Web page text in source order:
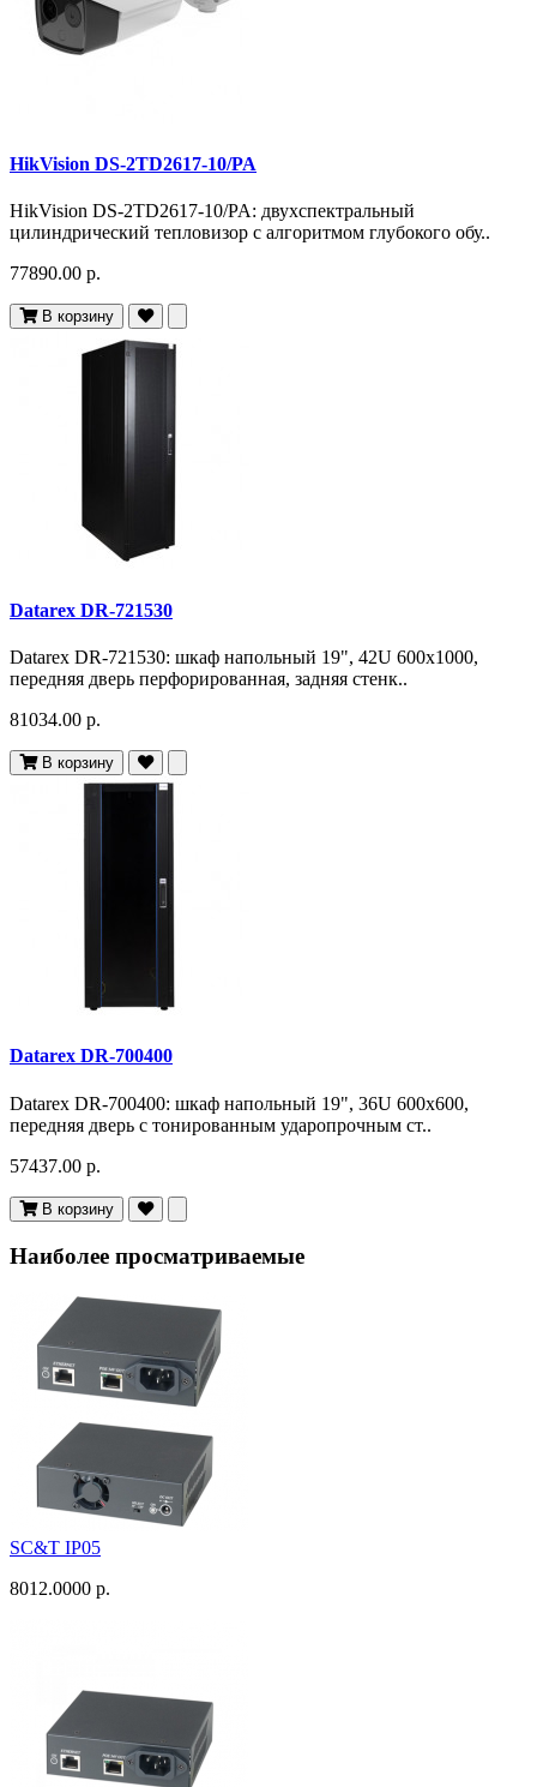
HikVision DS-2TD2617-10/PA
HikVision DS-2TD2617-10/PA: двухспектральный
цилиндрический тепловизор с алгоритмом глубокого обу..
77890.00 р.
В корзину
Datarex DR-721530
Datarex DR-721530: шкаф напольный 19", 42U 600х1000,
передняя дверь перфорированная, задняя стенк..
81034.00 р.
В корзину
Datarex DR-700400
Datarex DR-700400: шкаф напольный 19", 36U 600х600,
передняя дверь с тонированным ударопрочным ст..
57437.00 р.
В корзину
Наиболее просматриваемые
SC&T IP05
8012.0000 р.